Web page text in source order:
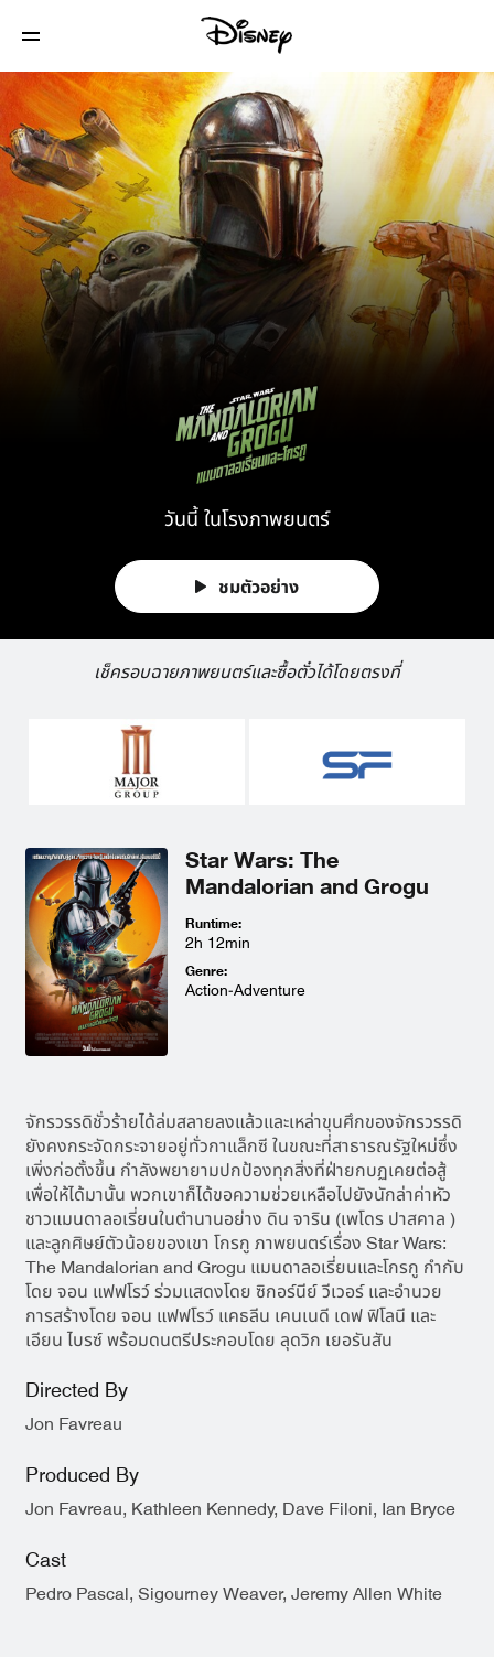
วันนี้ ในโรงภาพยนตร์
ชมตัวอย่าง
เช็ครอบฉายภาพยนตร์และซื้อตั๋วได้โดยตรงที่
Star Wars: The
Mandalorian and Grogu
Runtime:
2h 12min
Genre:
Action-Adventure
จักรวรรดิชั่วร้ายได้ล่มสลายลงแล้วและเหล่าขุนศึกของจักรวรรดิ
ยังคงกระจัดกระจายอยู่ทั่วกาแล็กซี ในขณะที่สาธารณรัฐใหม่ซึ่ง
เพิ่งก่อตั้งขึ้น กำลังพยายามปกป้องทุกสิ่งที่ฝ่ายกบฏเคยต่อสู้
เพื่อให้ได้มานั้น พวกเขาก็ได้ขอความช่วยเหลือไปยังนักล่าค่าหัว
ชาวแมนดาลอเรี่ยนในตำนานอย่าง ดิน จาริน (เพโดร ปาสคาล )
และลูกศิษย์ตัวน้อยของเขา โกรกู ภาพยนตร์เรื่อง Star Wars:
The Mandalorian and Grogu แมนดาลอเรี่ยนและโกรกู กำกับ
โดย จอน แฟฟโรว์ ร่วมแสดงโดย ซิกอร์นีย์ วีเวอร์ และอำนวย
การสร้างโดย จอน แฟฟโรว์ แคธลีน เคนเนดี เดฟ ฟิโลนี และ
เอียน ไบรซ์ พร้อมดนตรีประกอบโดย ลุดวิก เยอรันสัน
Directed By
Jon Favreau
Produced By
Jon Favreau, Kathleen Kennedy, Dave Filoni, Ian Bryce
Cast
Pedro Pascal, Sigourney Weaver, Jeremy Allen White